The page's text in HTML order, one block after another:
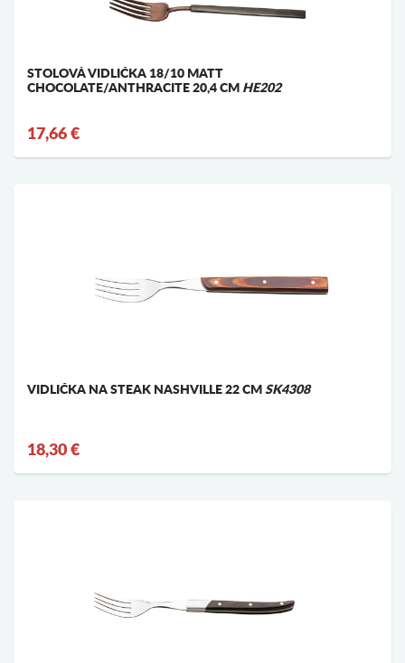
STOLOVÁ VIDLIČKA 18/10 MATT
CHOCOLATE/ANTHRACITE 20,4 CM HE202
17,66 €
VIDLIČKA NA STEAK NASHVILLE 22 CM SK4308
18,30 €